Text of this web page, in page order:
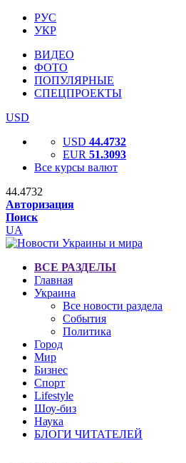
РУС
УКР
ВИДЕО
ФОТО
ПОПУЛЯРНЫЕ
СПЕЦПРОЕКТЫ
USD
USD 44.4732
EUR 51.3093
Все курсы валют
44.4732
Авторизация
Поиск
UA
ВСЕ РАЗДЕЛЫ
Главная
Украина
Все новости раздела
События
Политика
Город
Мир
Бизнес
Спорт
Lifestyle
Шоу-биз
Наука
БЛОГИ ЧИТАТЕЛЕЙ